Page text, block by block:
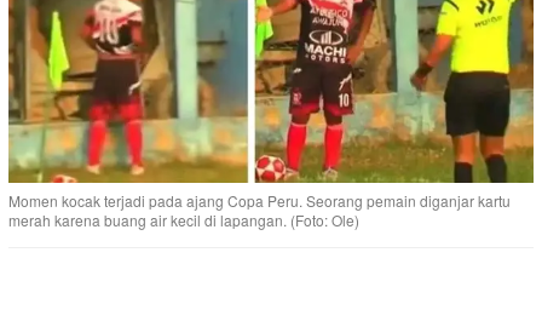
Momen kocak terjadi pada ajang Copa Peru. Seorang pemain diganjar kartu
merah karena buang air kecil di lapangan. (Foto: Ole)